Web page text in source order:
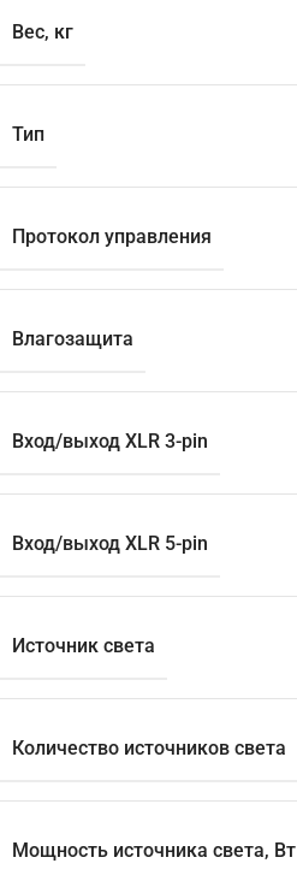
Вес, кг
Тип
Протокол управления
Влагозащита
Вход/выход XLR 3-pin
Вход/выход XLR 5-pin
Источник света
Количество источников света
Мощность источника света, Вт